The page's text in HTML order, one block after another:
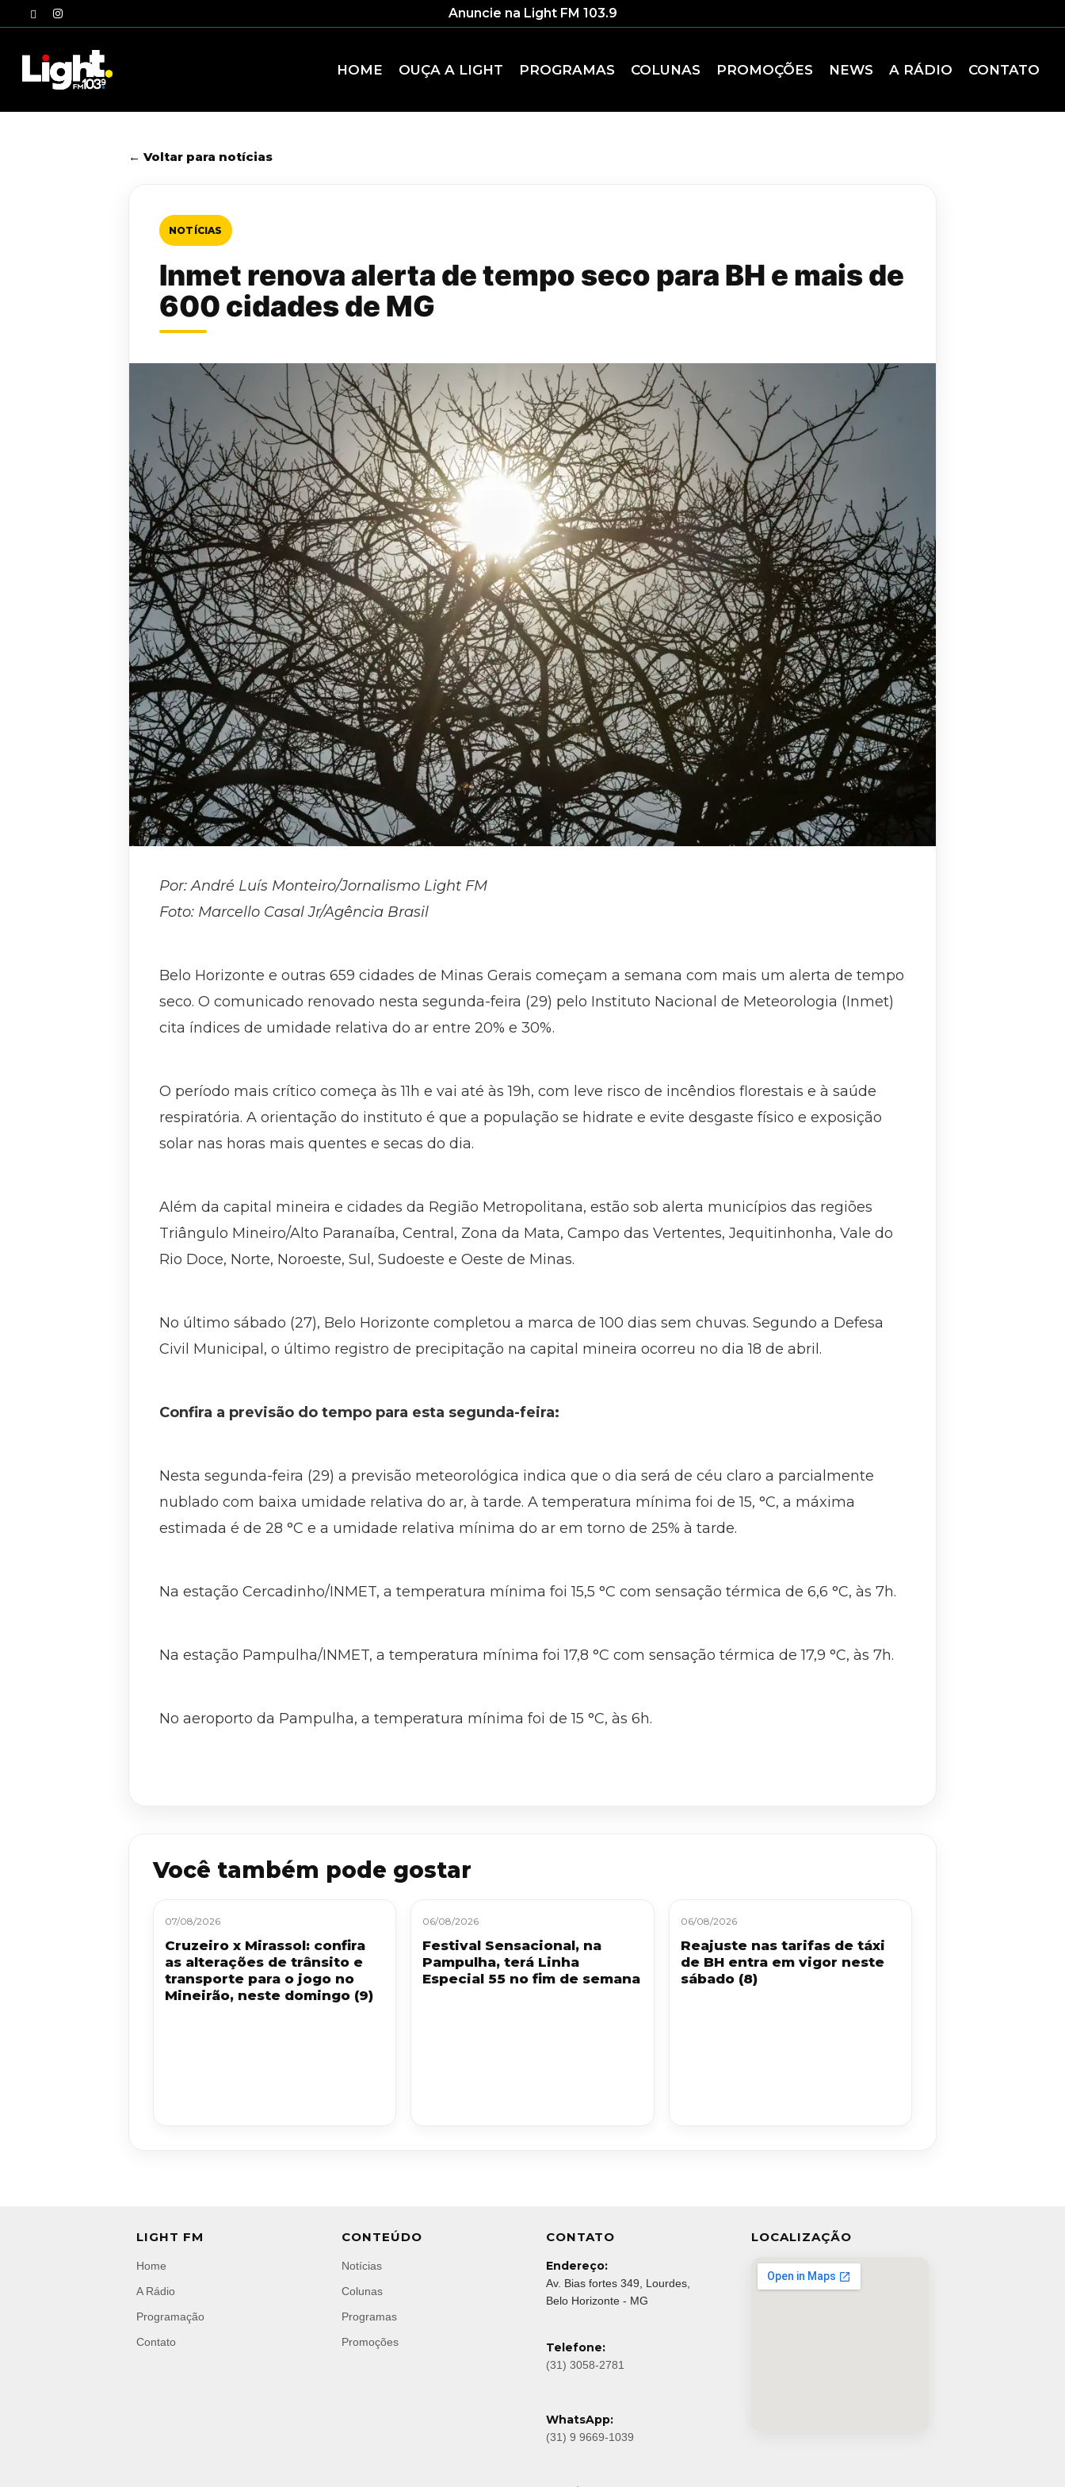
to
twitterinstagram Anuncie na Light FM 103.9
HOME OUÇA A LIGHT PROGRAMAS COLUNAS PROMOÇÕES NEWS A RÁDIO CONTATO
← Voltar para notícias
NOTÍCIAS
Inmet renova alerta de tempo seco para BH e mais de
600 cidades de MG
Por: André Luís Monteiro/Jornalismo Light FM
Foto: Marcello Casal Jr/Agência Brasil
Belo Horizonte e outras 659 cidades de Minas Gerais começam a semana com mais um alerta de tempo
seco. O comunicado renovado nesta segunda-feira (29) pelo Instituto Nacional de Meteorologia (Inmet)
cita índices de umidade relativa do ar entre 20% e 30%.
O período mais crítico começa às 11h e vai até às 19h, com leve risco de incêndios florestais e à saúde
respiratória. A orientação do instituto é que a população se hidrate e evite desgaste físico e exposição
solar nas horas mais quentes e secas do dia.
Além da capital mineira e cidades da Região Metropolitana, estão sob alerta municípios das regiões
Triângulo Mineiro/Alto Paranaíba, Central, Zona da Mata, Campo das Vertentes, Jequitinhonha, Vale do
Rio Doce, Norte, Noroeste, Sul, Sudoeste e Oeste de Minas.
No último sábado (27), Belo Horizonte completou a marca de 100 dias sem chuvas. Segundo a Defesa
Civil Municipal, o último registro de precipitação na capital mineira ocorreu no dia 18 de abril.
Confira a previsão do tempo para esta segunda-feira:
Nesta segunda-feira (29) a previsão meteorológica indica que o dia será de céu claro a parcialmente
nublado com baixa umidade relativa do ar, à tarde. A temperatura mínima foi de 15, °C, a máxima
estimada é de 28 °C e a umidade relativa mínima do ar em torno de 25% à tarde.
Na estação Cercadinho/INMET, a temperatura mínima foi 15,5 °C com sensação térmica de 6,6 °C, às 7h.
Na estação Pampulha/INMET, a temperatura mínima foi 17,8 °C com sensação térmica de 17,9 °C, às 7h.
No aeroporto da Pampulha, a temperatura mínima foi de 15 °C, às 6h.
Você também pode gostar
07/08/2026
Cruzeiro x Mirassol: confira
as alterações de trânsito e
transporte para o jogo no
Mineirão, neste domingo (9)
06/08/2026
Festival Sensacional, na
Pampulha, terá Linha
Especial 55 no fim de semana
06/08/2026
Reajuste nas tarifas de táxi
de BH entra em vigor neste
sábado (8)
LIGHT FM
Home
A Rádio
Programação
Contato
CONTEÚDO
Notícias
Colunas
Programas
Promoções
CONTATO
Endereço:
Av. Bias fortes 349, Lourdes,
Belo Horizonte - MG
Telefone:
(31) 3058-2781
WhatsApp:
(31) 9 9669-1039
LOCALIZAÇÃO